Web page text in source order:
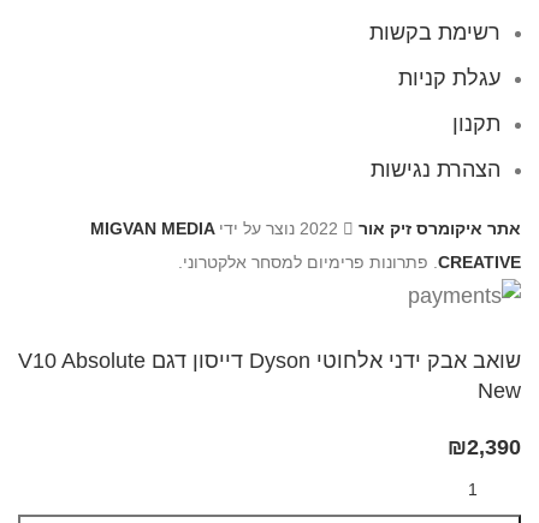
רשימת בקשות
עגלת קניות
תקנון
הצהרת נגישות
אתר איקומרס זיק אור
MIGVAN MEDIA
CREATIVE . פתרונות פרימיום למסחר אלקטרוני.
שואב אבק ידני אלחוטי Dyson דייסון דגם V10 Absolute
New
₪2,390